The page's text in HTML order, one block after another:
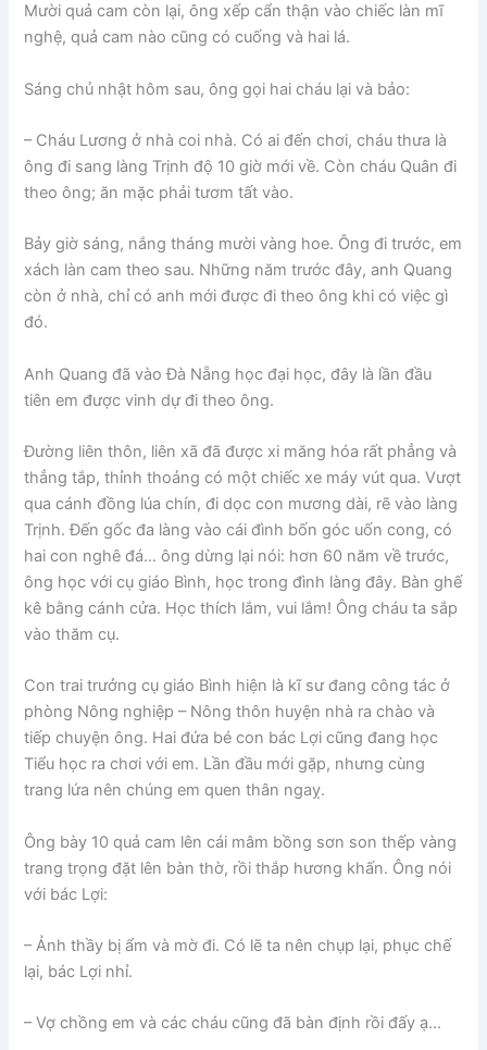
Mười quả cam còn lại, ông xếp cẩn thận vào chiếc làn mĩ
nghệ, quả cam nào cũng có cuống và hai lá.
Sáng chủ nhật hôm sau, ông gọi hai cháu lại và bảo:
– Cháu Lương ở nhà coi nhà. Có ai đến chơi, cháu thưa là
ông đi sang làng Trịnh độ 10 giờ mới về. Còn cháu Quân đi
theo ông; ăn mặc phải tươm tất vào.
Bảy giờ sáng, nắng tháng mười vàng hoe. Ông đi trước, em
xách làn cam theo sau. Những năm trước đây, anh Quang
còn ở nhà, chỉ có anh mới được đi theo ông khi có việc gì
đó.
Anh Quang đã vào Đà Nẵng học đại học, đây là lần đầu
tiên em được vinh dự đi theo ông.
Đường liên thôn, liên xã đã được xi măng hóa rất phẳng và
thẳng tắp, thỉnh thoảng có một chiếc xe máy vút qua. Vượt
qua cánh đồng lúa chín, đi dọc con mương dài, rẽ vào làng
Trịnh. Đến gốc đa làng vào cái đình bốn góc uốn cong, có
hai con nghê đá… ông dừng lại nói: hơn 60 năm về trước,
ông học với cụ giáo Bình, học trong đình làng đây. Bàn ghế
kê bằng cánh cửa. Học thích lắm, vui lắm! Ông cháu ta sắp
vào thăm cụ.
Con trai trưởng cụ giáo Bình hiện là kĩ sư đang công tác ở
phòng Nông nghiệp – Nông thôn huyện nhà ra chào và
tiếp chuyện ông. Hai đứa bé con bác Lợi cũng đang học
Tiểu học ra chơi với em. Lần đầu mới gặp, nhưng cùng
trang lứa nên chúng em quen thân ngaỵ.
Ông bày 10 quả cam lên cái mâm bồng sơn son thếp vàng
trang trọng đặt lên bàn thờ, rồi thắp hương khấn. Ông nói
với bác Lợi:
– Ảnh thầy bị ẩm và mờ đi. Có lẽ ta nên chụp lại, phục chế
lại, bác Lợi nhỉ.
– Vợ chồng em và các cháu cũng đã bàn định rồi đấy ạ…